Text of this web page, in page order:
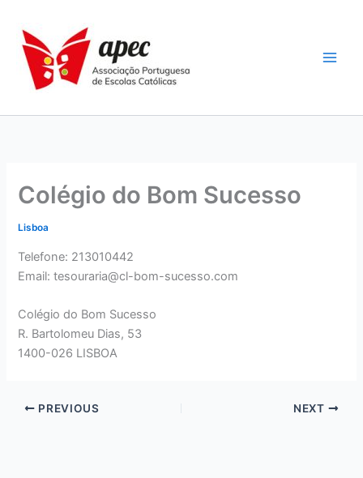
content
Colégio do Bom Sucesso
Lisboa
Telefone: 213010442
Email: tesouraria@cl-bom-sucesso.com
Colégio do Bom Sucesso
R. Bartolomeu Dias, 53
1400-026 LISBOA
PREVIOUS NEXT